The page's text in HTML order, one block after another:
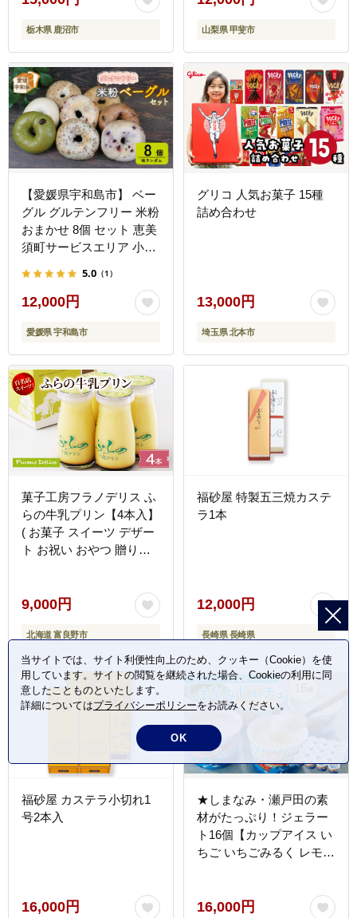
やつ デザート プレゼント
贈答 贈答用 贈り物
栃木県 鹿沼市 山梨県 甲斐市
【愛媛県宇和島市】 ベー
グル グルテンフリー 米粉
おまかせ 8個 セット 恵美
須町サービスエリア 小麦
J012-165001
5.0 （1）
12,000円
愛媛県 宇和島市
グリコ 人気お菓子 15種
詰め合わせ
13,000円
埼玉県 北本市
菓子工房フラノデリス ふ
らの牛乳プリン【4本入】
( お菓子 スイーツ デザー
ト お祝い おやつ 贈り物
9,000円
北海道 富良野市
福砂屋 特製五三焼カステ
ラ1本
12,000円
長崎県 長崎県
福砂屋 カステラ小切れ1
号2本入
16,000円
★しまなみ・瀬戸田の素
材がたっぷり！ジェラー
ト16個【カップアイス い
ちご いちごみるく レモン
ナナ イチジク 広島 尾
16,000円
当サイトでは、サイト利便性向上のため、クッキー（Cookie）を使
用しています。サイトの閲覧を継続された場合、Cookieの利用に同
意したことものといたします。
詳細についてはプライバシーポリシーをお読みください。
OK